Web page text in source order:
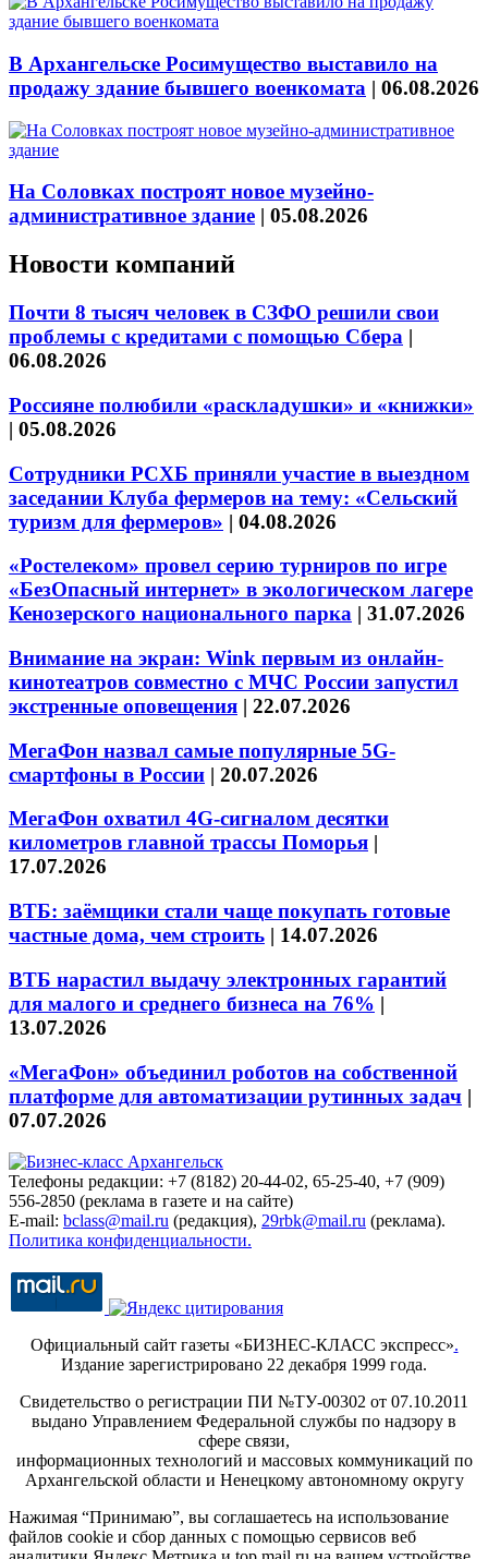
В Архангельске Росимущество выставило на
продажу здание бывшего военкомата | 06.08.2026
На Соловках построят новое музейно-
административное здание | 05.08.2026
Новости компаний
Почти 8 тысяч человек в СЗФО решили свои
проблемы с кредитами с помощью Сбера |
06.08.2026
Россияне полюбили «раскладушки» и «книжки»
| 05.08.2026
Сотрудники РСХБ приняли участие в выездном
заседании Клуба фермеров на тему: «Сельский
туризм для фермеров» | 04.08.2026
«Ростелеком» провел серию турниров по игре
«БезОпасный интернет» в экологическом лагере
Кенозерского национального парка | 31.07.2026
Внимание на экран: Wink первым из онлайн-
кинотеатров совместно с МЧС России запустил
экстренные оповещения | 22.07.2026
МегаФон назвал самые популярные 5G-
смартфоны в России | 20.07.2026
МегаФон охватил 4G-сигналом десятки
километров главной трассы Поморья |
17.07.2026
ВТБ: заёмщики стали чаще покупать готовые
частные дома, чем строить | 14.07.2026
ВТБ нарастил выдачу электронных гарантий
для малого и среднего бизнеса на 76% |
13.07.2026
«МегаФон» объединил роботов на собственной
платформе для автоматизации рутинных задач |
07.07.2026
Телефоны редакции: +7 (8182) 20-44-02, 65-25-40, +7 (909)
556-2850 (реклама в газете и на сайте)
E-mail: bclass@mail.ru (редакция), 29rbk@mail.ru (реклама).
Политика конфиденциальности.
Официальный сайт газеты «БИЗНЕС-КЛАСС экспресс».
Издание зарегистрировано 22 декабря 1999 года.
Свидетельство о регистрации ПИ №ТУ-00302 от 07.10.2011
выдано Управлением Федеральной службы по надзору в
сфере связи,
информационных технологий и массовых коммуникаций по
Архангельской области и Ненецкому автономному округу
Нажимая “Принимаю”, вы соглашаетесь на использование
файлов cookie и сбор данных с помощью сервисов веб